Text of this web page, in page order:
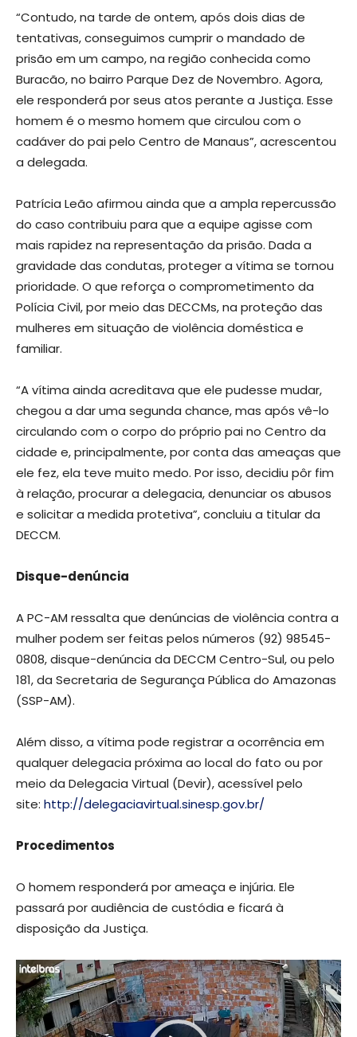
“Contudo, na tarde de ontem, após dois dias de
tentativas, conseguimos cumprir o mandado de
prisão em um campo, na região conhecida como
Buracão, no bairro Parque Dez de Novembro. Agora,
ele responderá por seus atos perante a Justiça. Esse
homem é o mesmo homem que circulou com o
cadáver do pai pelo Centro de Manaus”, acrescentou
a delegada.
Patrícia Leão afirmou ainda que a ampla repercussão
do caso contribuiu para que a equipe agisse com
mais rapidez na representação da prisão. Dada a
gravidade das condutas, proteger a vítima se tornou
prioridade. O que reforça o comprometimento da
Polícia Civil, por meio das DECCMs, na proteção das
mulheres em situação de violência doméstica e
familiar.
“A vítima ainda acreditava que ele pudesse mudar,
chegou a dar uma segunda chance, mas após vê-lo
circulando com o corpo do próprio pai no Centro da
cidade e, principalmente, por conta das ameaças que
ele fez, ela teve muito medo. Por isso, decidiu pôr fim
à relação, procurar a delegacia, denunciar os abusos
e solicitar a medida protetiva”, concluiu a titular da
DECCM.
Disque-denúncia
A PC-AM ressalta que denúncias de violência contra a
mulher podem ser feitas pelos números (92) 98545-
0808, disque-denúncia da DECCM Centro-Sul, ou pelo
181, da Secretaria de Segurança Pública do Amazonas
(SSP-AM).
Além disso, a vítima pode registrar a ocorrência em
qualquer delegacia próxima ao local do fato ou por
meio da Delegacia Virtual (Devir), acessível pelo
site: http://delegaciavirtual.sinesp.gov.br/
Procedimentos
O homem responderá por ameaça e injúria. Ele
passará por audiência de custódia e ficará à
disposição da Justiça.
Tocador
de
vídeo